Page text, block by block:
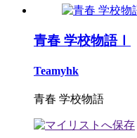
青春 学校物語Ⅰ
Teamyhk
青春 学校物語